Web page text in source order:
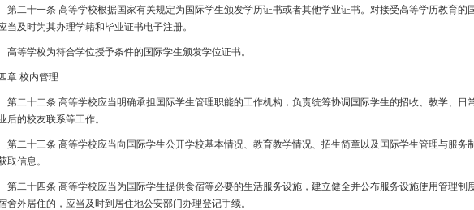
二十一条 高等学校根据国家有关规定为国际学生颁发学历证书或者其他学业证书。对接受高等学历教育的
当及时为其办理学籍和毕业证书电子注册。
等学校为符合学位授予条件的国际学生颁发学位证书。
章 校内管理
二十二条 高等学校应当明确承担国际学生管理职能的工作机构，负责统筹协调国际学生的招收、教学、日
后的校友联系等工作。
二十三条 高等学校应当向国际学生公开学校基本情况、教育教学情况、招生简章以及国际学生管理与服务
取信息。
二十四条 高等学校应当为国际学生提供食宿等必要的生活服务设施，建立健全并公布服务设施使用管理制
舍外居住的，应当及时到居住地公安部门办理登记手续。